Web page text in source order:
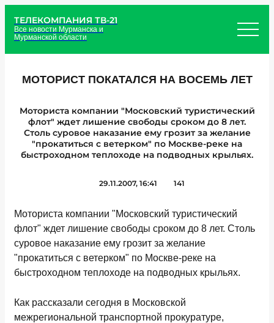
ТЕЛЕКОМПАНИЯ ТВ-21
Все новости Мурманска и
Мурманской области
МОТОРИСТ ПОКАТАЛСЯ НА ВОСЕМЬ ЛЕТ
Моториста компании "Московский туристический
флот" ждет лишение свободы сроком до 8 лет.
Столь суровое наказание ему грозит за желание
"прокатиться с ветерком" по Москве-реке на
быстроходном теплоходе на подводных крыльях.
29.11.2007, 16:41 141
Моториста компании "Московский туристический
флот" ждет лишение свободы сроком до 8 лет. Столь
суровое наказание ему грозит за желание
"прокатиться с ветерком" по Москве-реке на
быстроходном теплоходе на подводных крыльях.
Как рассказали сегодня в Московской
межрегиональной транспортной прокуратуре,